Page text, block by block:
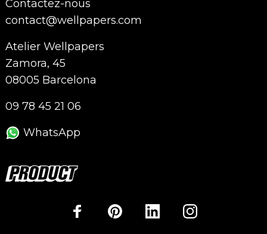
Contactez-nous
contact@wellpapers.com
Atelier Wellpapers
Zamora, 45
08005 Barcelona
09 78 45 21 06
WhatsApp